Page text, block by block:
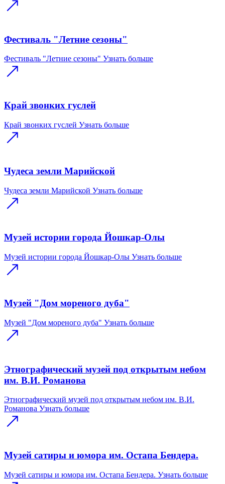
Фестиваль "Летние сезоны"
Фестиваль "Летние сезоны" Узнать больше
Край звонких гуслей
Край звонких гуслей Узнать больше
Чудеса земли Марийской
Чудеса земли Марийской Узнать больше
Музей истории города Йошкар-Олы
Музей истории города Йошкар-Олы Узнать больше
Музей "Дом мореного дуба"
Музей "Дом мореного дуба" Узнать больше
Этнографический музей под открытым небом
им. В.И. Романова
Этнографический музей под открытым небом им. В.И.
Романова Узнать больше
Музей сатиры и юмора им. Остапа Бендера.
Музей сатиры и юмора им. Остапа Бендера. Узнать больше